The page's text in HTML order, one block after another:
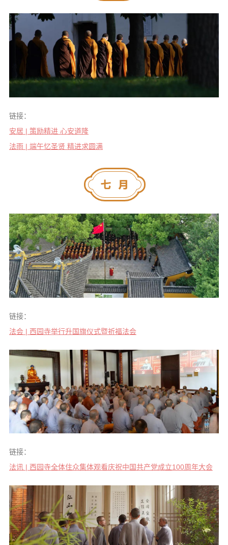
链接：
安居 | 策励精进 心安道隆
法雨 | 端午忆圣贤 精进求圆满
链接：
法会 | 西园寺举行升国旗仪式暨祈福法会
链接：
法讯 | 西园寺全体住众集体观看庆祝中国共产党成立100周年大会